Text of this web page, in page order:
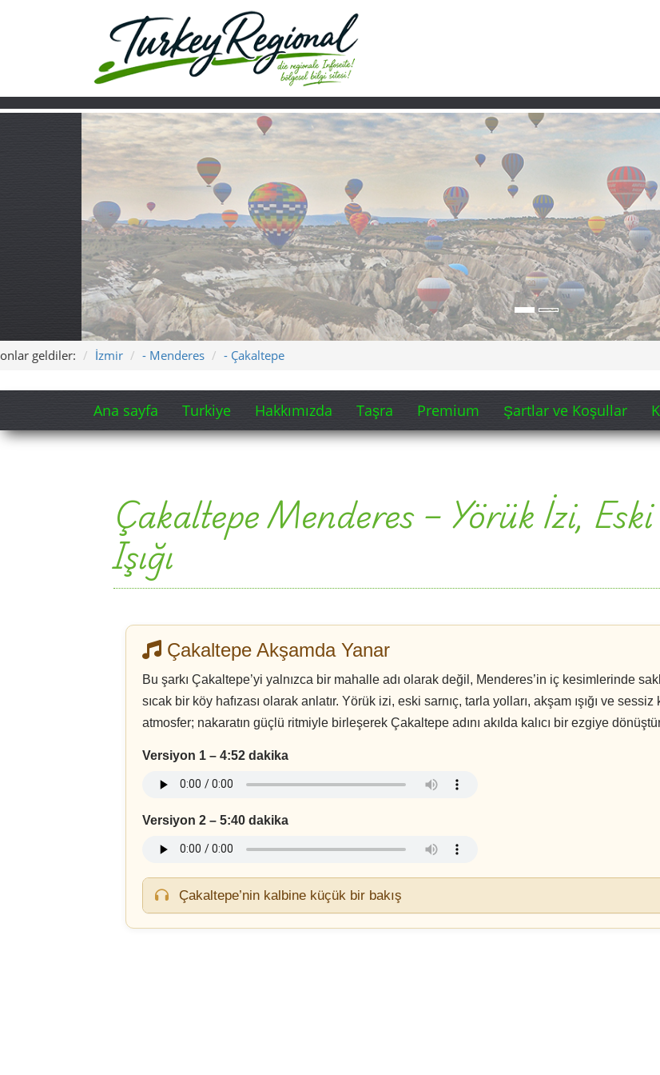
İzmir - Menderes - Çakaltepe
Ana sayfa Turkiye Hakkımızda Taşra Premium Şartlar ve Koşullar
Çakaltepe Menderes – Yörük İzi, Eski
Işığı
Çakaltepe Akşamda Yanar
atmosfer; nakaratın güçlü ritmiyle birleşerek Çakaltepe adını akılda kalıcı bir ezgiye
Versiyon 1 – 4:52 dakika
Versiyon 2 – 5:40 dakika